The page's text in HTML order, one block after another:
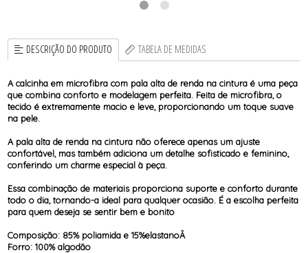
DESCRIÇÃO DO PRODUTO TABELA DE MEDIDAS
A calcinha em microfibra com pala alta de renda na cintura é uma peça
que combina conforto e modelagem perfeita. Feita de microfibra, o
tecido é extremamente macio e leve, proporcionando um toque suave
na pele.
A pala alta de renda na cintura não oferece apenas um ajuste
confortável, mas também adiciona um detalhe sofisticado e feminino,
conferindo um charme especial à peça.
Essa combinação de materiais proporciona suporte e conforto durante
todo o dia, tornando-a ideal para qualquer ocasião. É a escolha perfeita
para quem deseja se sentir bem e bonito
Composição: 85% poliamida e 15%elastanoÂ
Forro: 100% algodão